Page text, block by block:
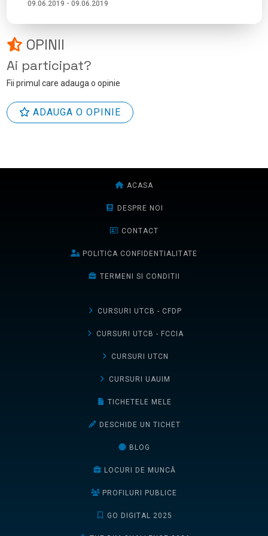
09.06.2019 - 09.06.2019
OPINII
Ai participat?
Fii primul care adauga o opinie
ADAUGA O OPINIE
ACASA
DESPRE NOI
CONTACT
POLITICA CONFIDENTIALITATE
TERMENI SI CONDITII
CURSURI UTCB - CFDP
CURSURI UTCB - FCCIA
CURSURI UTCN
CURSURI UAUIM
TICHETELE MELE
DESCHIDE UN TICHET
BLOG
LOCURI DE MUNCĂ
PROFILURI PUBLICE
GO DIGITAL 2025